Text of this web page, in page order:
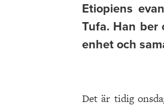
Etiopiens
Tufa. Han ber
enhet och
Det är tidig